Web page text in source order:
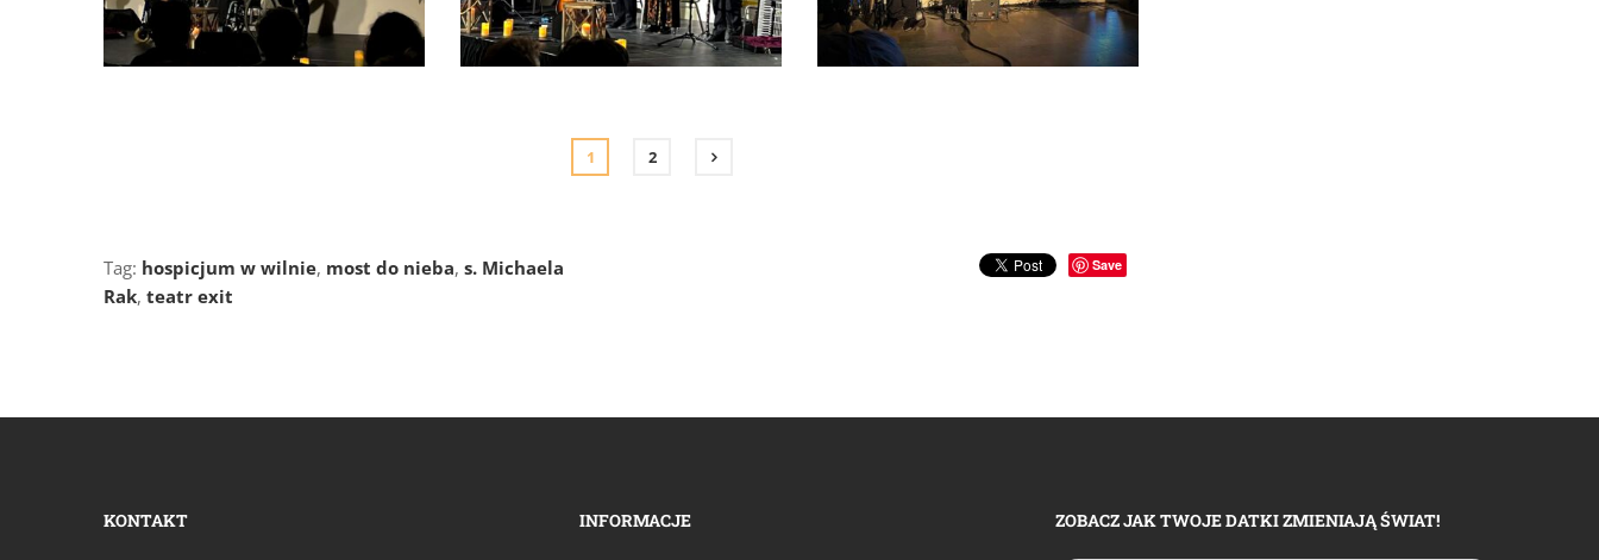
1
2
Tag: hospicjum w wilnie, most do nieba, s. Michaela
Rak, teatr exit
Save
KONTAKT INFORMACJE ZOBACZ JAK TWOJE DATKI ZMIENIAJĄ ŚWIAT!